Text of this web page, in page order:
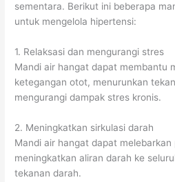
sementara. Berikut ini beberapa
untuk mengelola hipertensi:
1. Relaksasi dan mengurangi stres
Mandi air hangat dapat membantu
ketegangan otot, menurunkan
mengurangi dampak stres kronis.
2. Meningkatkan sirkulasi darah
Mandi air hangat dapat melebarkan
meningkatkan aliran darah ke
tekanan darah.